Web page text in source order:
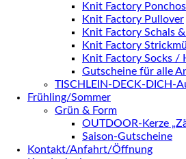
Knit Factory Ponchos
Knit Factory Pullover
Knit Factory Schals
Knit Factory
Knit Factory Socks /
Gutscheine für alle
TISCHLEIN-DECK-DICH-
Frühling/Sommer
Grün & Form
OUTDOOR-Kerze
Saison-Gutscheine
Kontakt/Anfahrt/Öffnung